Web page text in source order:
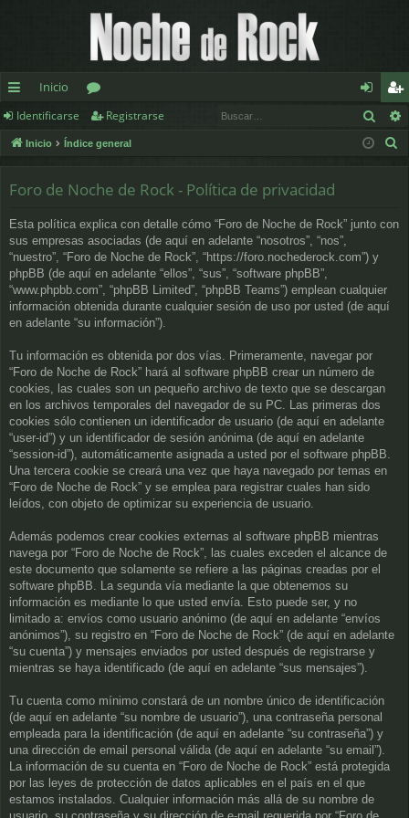
nl
ac
pi
d
os
Inicio
or
os
de
nt
e
eg
ist
Identificarse Registrarse
Inicio Índice general
Foro de Noche de Rock - Política de privacidad
Esta política explica con detalle cómo “Foro de Noche de Rock” junto con
sus empresas asociadas (de aquí en adelante “nosotros”, “nos”,
“nuestro”, “Foro de Noche de Rock”, “https://foro.nochederock.com”) y
phpBB (de aquí en adelante “ellos”, “sus”, “software phpBB”,
“www.phpbb.com”, “phpBB Limited”, “phpBB Teams”) emplean cualquier
información obtenida durante cualquier sesión de uso por usted (de aquí
en adelante “su información”).
Tu información es obtenida por dos vías. Primeramente, navegar por
“Foro de Noche de Rock” hará al software phpBB crear un número de
cookies, las cuales son un pequeño archivo de texto que se descargan
en los archivos temporales del navegador de su PC. Las primeras dos
cookies sólo contienen un identificador de usuario (de aquí en adelante
“user-id”) y un identificador de sesión anónima (de aquí en adelante
“session-id”), automáticamente asignada a usted por el software phpBB.
Una tercera cookie se creará una vez que haya navegado por temas en
“Foro de Noche de Rock” y se emplea para registrar cuales han sido
leídos, con objeto de optimizar su experiencia de usuario.
Además podemos crear cookies externas al software phpBB mientras
navega por “Foro de Noche de Rock”, las cuales exceden el alcance de
este documento que solamente se refiere a las páginas creadas por el
software phpBB. La segunda vía mediante la que obtenemos su
información es mediante lo que usted envía. Esto puede ser, y no
limitado a: envíos como usuario anónimo (de aquí en adelante “envíos
anónimos”), su registro en “Foro de Noche de Rock” (de aquí en adelante
“su cuenta”) y mensajes enviados por usted después de registrarse y
mientras se haya identificado (de aquí en adelante “sus mensajes”).
Tu cuenta como mínimo constará de un nombre único de identificación
(de aquí en adelante “su nombre de usuario”), una contraseña personal
empleada para la identificación (de aquí en adelante “su contraseña”) y
una dirección de email personal válida (de aquí en adelante “su email”).
La información de su cuenta en “Foro de Noche de Rock” está protegida
por las leyes de protección de datos aplicables en el país en el que
estamos instalados. Cualquier información más allá de su nombre de
usuario, su contraseña y su dirección de e-mail requerida por “Foro de